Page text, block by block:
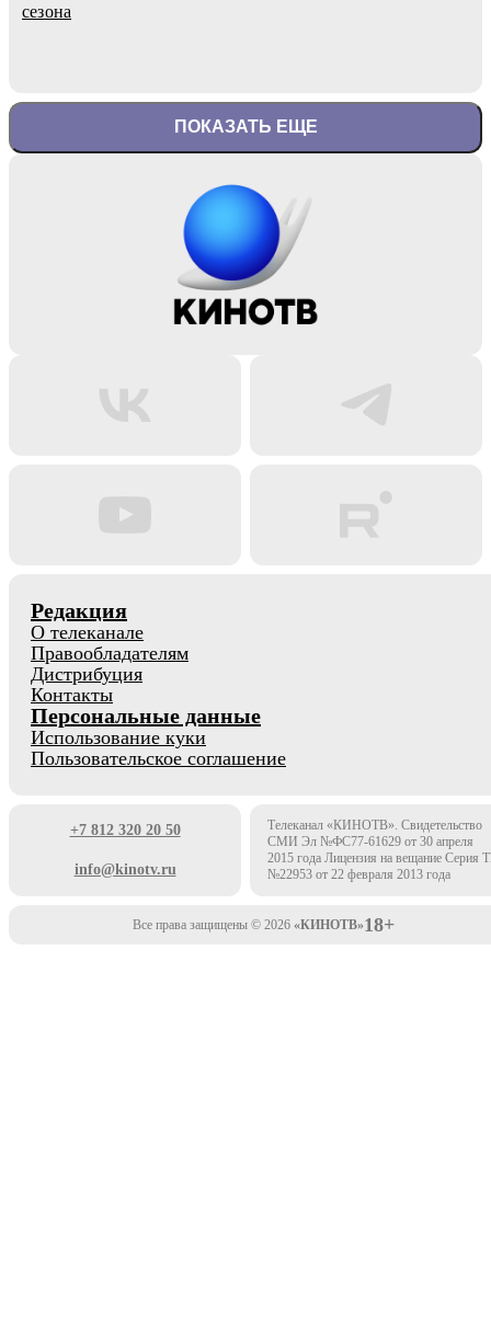
сезона
ПОКАЗАТЬ ЕЩЕ
Редакция
О телеканале
Правообладателям
Дистрибуция
Контакты
Персональные данные
Использование куки
Пользовательское соглашение
+7 812 320 20 50
info@kinotv.ru
Телеканал «КИНОТВ». Свидетельство
СМИ Эл №ФС77-61629 от 30 апреля
2015 года Лицензия на вещание Серия
№22953 от 22 февраля 2013 года
Все права защищены © 2026 «КИНОТВ»18+